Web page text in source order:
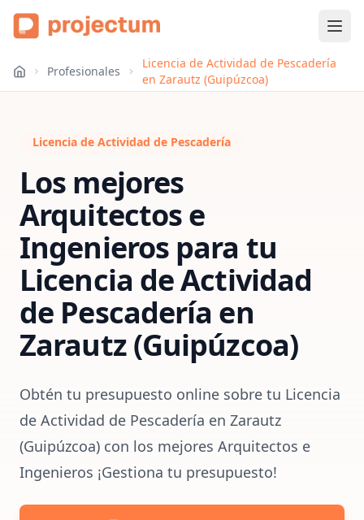
Profesionales
Licencia de Actividad de Pescadería
en Zarautz (Guipúzcoa)
Licencia de Actividad de Pescadería
Los mejores
Arquitectos e
Ingenieros para tu
Licencia de Actividad
de Pescadería en
Zarautz (Guipúzcoa)
Obtén tu presupuesto online sobre tu Licencia
de Actividad de Pescadería en Zarautz
(Guipúzcoa) con los mejores Arquitectos e
Ingenieros ¡Gestiona tu presupuesto!